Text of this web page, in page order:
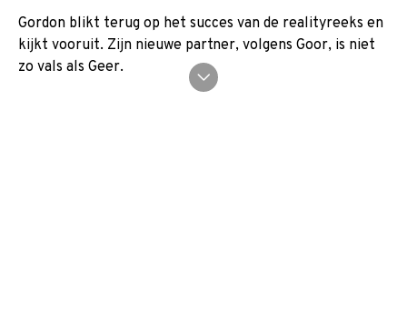
Gordon blikt terug op het succes van de realityreeks en
kijkt vooruit. Zijn nieuwe partner, volgens Goor, is niet
zo vals als Geer.